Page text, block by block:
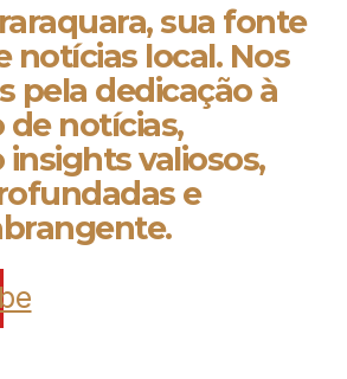
sua fonte
notícias local. Nos
pela dedicação à
notícias,
valiosos,
e